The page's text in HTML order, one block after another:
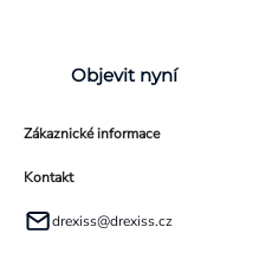
Objevit nyní
Zákaznické informace
Kontakt
drexiss@drexiss.cz